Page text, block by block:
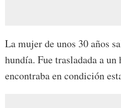
La mujer de unos 30 años
hundía. Fue trasladada a un
encontraba en condición